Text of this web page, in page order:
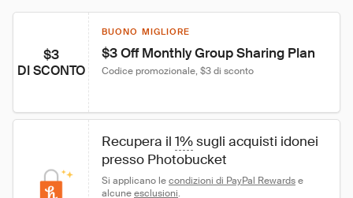
$3
DI SCONTO
BUONO MIGLIORE
$3 Off Monthly Group Sharing Plan
Codice promozionale, $3 di sconto
Recupera il 1% sugli acquisti idonei
presso Photobucket
Si applicano le condizioni di PayPal Rewards e
alcune esclusioni.